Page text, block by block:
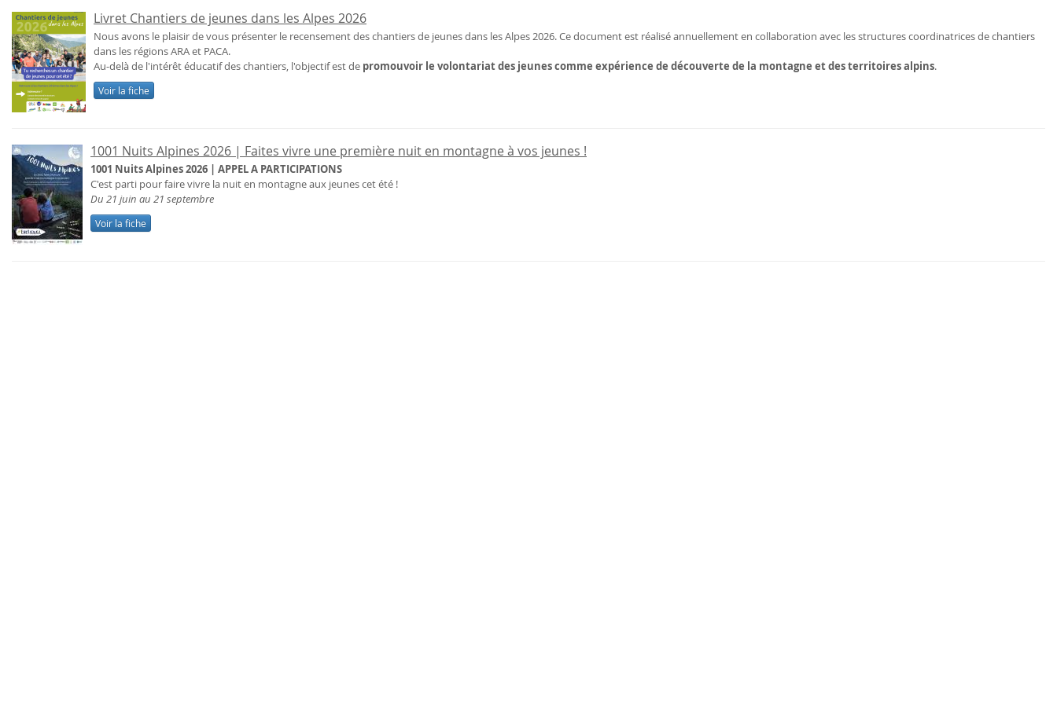
Livret Chantiers de jeunes dans les Alpes 2026
Nous avons le plaisir de vous présenter le recensement des chantiers de jeunes dans les Alpes 2026. Ce document est réalisé annuellement en collaboration avec les structures coordinatrices de chantiers
dans les régions ARA et PACA.
Au-delà de l'intérêt éducatif des chantiers, l'objectif est de promouvoir le volontariat des jeunes comme expérience de découverte de la montagne et des territoires alpins.
Voir la fiche
1001 Nuits Alpines 2026 | Faites vivre une première nuit en montagne à vos jeunes !
1001 Nuits Alpines 2026 | APPEL A PARTICIPATIONS
C'est parti pour faire vivre la nuit en montagne aux jeunes cet été !
Du 21 juin au 21 septembre
Voir la fiche